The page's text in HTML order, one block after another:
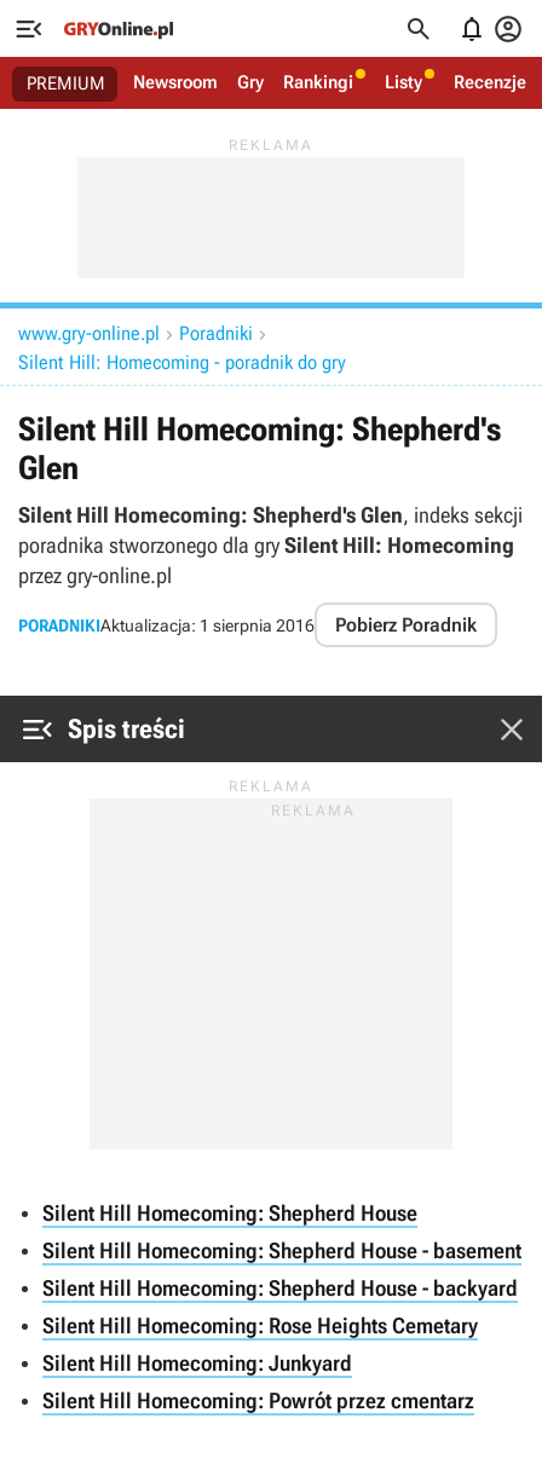
   
PREMIUM Newsroom Gry Rankingi Listy Recenzje
www.gry-online.pl  Poradniki 
Silent Hill: Homecoming - poradnik do gry
Silent Hill Homecoming: Shepherd's
Glen
Silent Hill Homecoming: Shepherd's Glen, indeks sekcji
poradnika stworzonego dla grySilent Hill: Homecoming
przez gry-online.pl
PORADNIKIAktualizacja: 1 sierpnia 2016 Pobierz Poradnik
 Spis treści 
Silent Hill Homecoming: Shepherd House
Silent Hill Homecoming: Shepherd House - basement
Silent Hill Homecoming: Shepherd House - backyard
Silent Hill Homecoming: Rose Heights Cemetary
Silent Hill Homecoming: Junkyard
Silent Hill Homecoming: Powrót przez cmentarz